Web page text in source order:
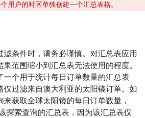
用户的时区单独创建一个汇总表格。
滤条件时，请务必谨慎。对汇总表应用
范围缩小到汇总表无法使用的程度。
一个用于统计每日订单数量的汇总表
仅过滤来自澳大利亚的太阳镜订单。如
获取全球太阳镜的每日订单数量，
探索查询的汇总表，因为该汇总表仅